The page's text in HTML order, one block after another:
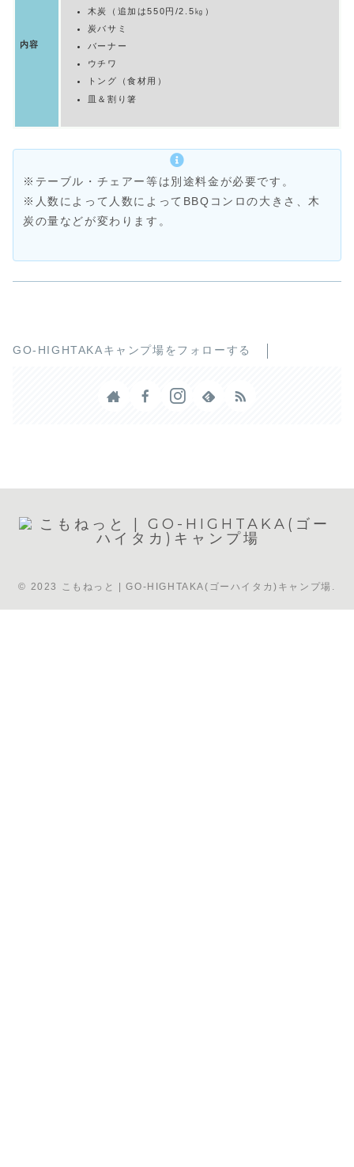
内容
木炭（追加は550円/2.5㎏）
炭バサミ
バーナー
ウチワ
トング（食材用）
皿＆割り箸
※テーブル・チェアー等は別途料金が必要です。
※人数によって人数によってBBQコンロの大きさ、木
炭の量などが変わります。
GO-HIGHTAKAキャンプ場をフォローする
© 2023 こもねっと | GO-HIGHTAKA(ゴーハイタカ)キャンプ場.